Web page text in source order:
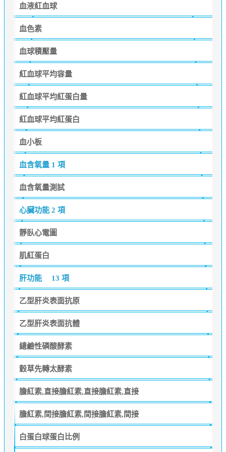
血液紅血球
血色素
血球積壓量
紅血球平均容量
紅血球平均紅蛋白量
紅血球平均紅蛋白
血小板
血含氧量 1 項
血含氧量測試
心臟功能 2 項
靜臥心電圖
肌紅蛋白
肝功能 13 項
乙型肝炎表面抗原
乙型肝炎表面抗體
總鹼性磷酸酵素
穀草先轉太酵素
膽紅素,直接膽紅素,直接膽紅素,直接
膽紅素,間接膽紅素,間接膽紅素,間接
白蛋白球蛋白比例